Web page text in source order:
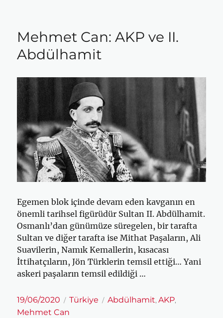
Mehmet Can: AKP ve II.
Abdülhamit
Egemen blok içinde devam eden kavganın en
önemli tarihsel figürüdür Sultan II. Abdülhamit.
Osmanlı’dan günümüze süregelen, bir tarafta
Sultan ve diğer tarafta ise Mithat Paşaların, Ali
Suavilerin, Namık Kemallerin, kısacası
İttihatçıların, Jön Türklerin temsil ettiği… Yani
askeri paşaların temsil edildiği …
Yayın
tarihi
19/06/2020 Kategoriler
Türkiye Etiketler
Abdülhamit,AKP,
Mehmet Can